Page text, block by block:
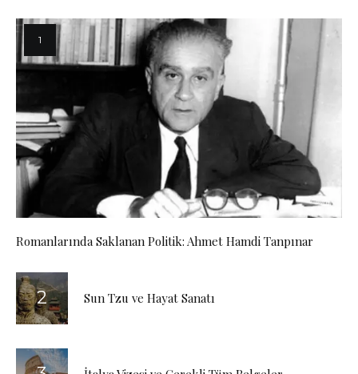
Romanlarında Saklanan Politik: Ahmet Hamdi Tanpınar
Sun Tzu ve Hayat Sanatı